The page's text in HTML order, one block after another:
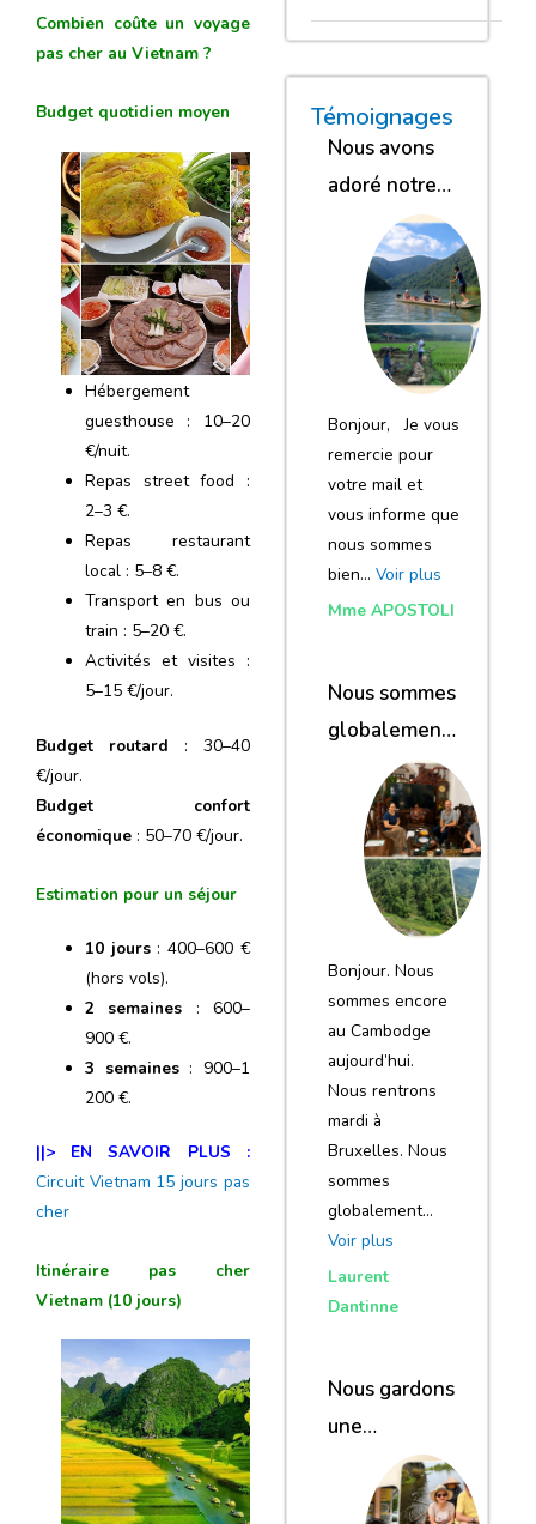
Combien coûte un voyage
pas cher au Vietnam ?
Budget quotidien moyen
Hébergement
guesthouse : 10–20
€/nuit.
Repas street food :
2–3 €.
Repas restaurant
local : 5–8 €.
Transport en bus ou
train : 5–20 €.
Activités et visites :
5–15 €/jour.
Budget routard : 30–40
€/jour.
Budget confort
économique : 50–70 €/jour.
Estimation pour un séjour
10 jours: 400–600 €
(hors vols).
2 semaines : 600–
900 €.
3 semaines: 900–1
200 €.
||> EN SAVOIR PLUS :
Circuit Vietnam 15 jours pas
cher
Itinéraire pas cher
Vietnam (10 jours)
grands
trésors
d’Asie
Témoignages
Nous avons
adoré notre
Bonjour, Je vous
remercie pour
votre mail et
vous informe que
nous sommes
bien… Voir plus
« Nous
Mme APOSTOLI
Nous sommes
globalement
satisfaits du
voyage
Bonjour. Nous
sommes encore
au Cambodge
aujourd’hui.
Nous rentrons
mardi à
Bruxelles. Nous
sommes
globalement…
Voir plus
« Nous sommes
Laurent
Dantinne
Nous gardons
une
excellente
impression de